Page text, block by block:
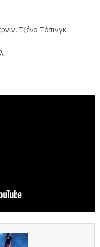
Τζένο Τόπινγκ